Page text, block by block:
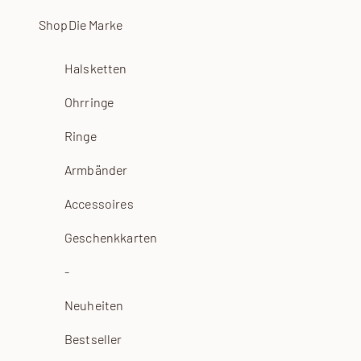
ShopDie Marke
Halsketten
Ohrringe
Ringe
Armbänder
Accessoires
Geschenkkarten
-
Neuheiten
Bestseller